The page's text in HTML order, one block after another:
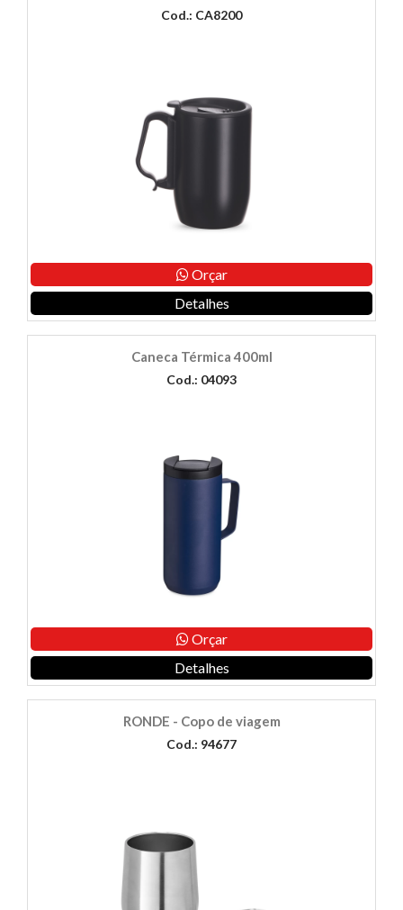
Cod.: CA8200
Orçar
Detalhes
Caneca Térmica 400ml
Cod.: 04093
Orçar
Detalhes
RONDE - Copo de viagem
Cod.: 94677